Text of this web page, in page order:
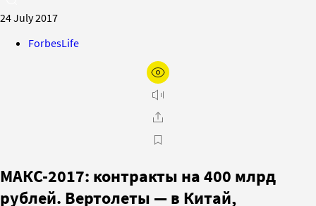
24 July 2017
ForbesLife
МАКС-2017: контракты на 400 млрд
рублей. Вертолеты — в Китай,